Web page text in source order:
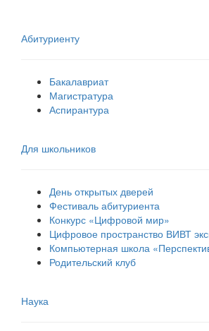
Абитуриенту
Бакалавриат
Магистратура
Аспирантура
Для школьников
День открытых дверей
Фестиваль абитуриента
Конкурс «Цифровой мир»
Цифровое пространство ВИВТ
Компьютерная школа
Родительский клуб
Наука